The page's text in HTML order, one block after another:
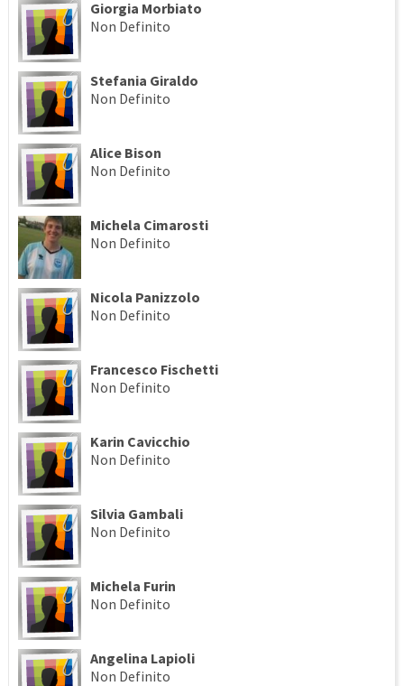
Giorgia Morbiato
Non Definito
Stefania Giraldo
Non Definito
Alice Bison
Non Definito
Michela Cimarosti
Non Definito
Nicola Panizzolo
Non Definito
Francesco Fischetti
Non Definito
Karin Cavicchio
Non Definito
Silvia Gambali
Non Definito
Michela Furin
Non Definito
Angelina Lapioli
Non Definito